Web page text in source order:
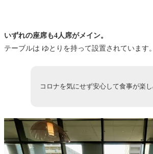
いずれの座席も4人席がメイン。
テーブルは ゆとりを持って設置されています。
コロナを気にせず安心して食事が楽